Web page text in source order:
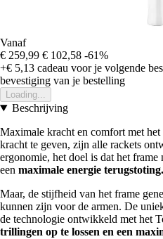
Vanaf
€ 259,99 € 102,58 -61%
+€ 5,13 cadeau voor je volgende
bevestiging van je bestelling
Loading...
Beschrijving
Maximale kracht en comfort met het
kracht te geven, zijn alle rackets
ergonomie, het doel is dat het
een maximale energie terugstoting.
Maar, de stijfheid van het frame
kunnen zijn voor de armen. De
de technologie ontwikkeld met het
trillingen op te lossen en een